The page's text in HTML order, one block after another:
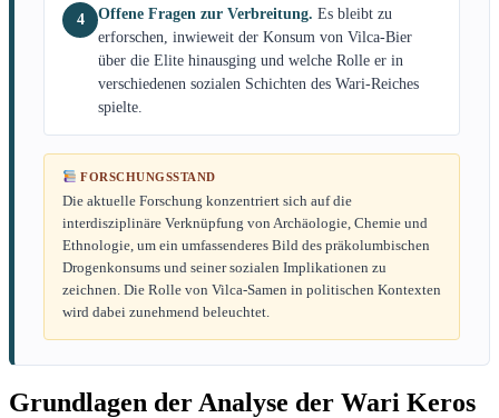
4 Offene Fragen zur Verbreitung. Es bleibt zu
erforschen, inwieweit der Konsum von Vilca-Bier
über die Elite hinausging und welche Rolle er in
verschiedenen sozialen Schichten des Wari-Reiches
spielte.
FORSCHUNGSSTAND
Die aktuelle Forschung konzentriert sich auf die
interdisziplinäre Verknüpfung von Archäologie, Chemie und
Ethnologie, um ein umfassenderes Bild des präkolumbischen
Drogenkonsums und seiner sozialen Implikationen zu
zeichnen. Die Rolle von Vilca-Samen in politischen Kontexten
wird dabei zunehmend beleuchtet.
Grundlagen der Analyse der Wari Keros